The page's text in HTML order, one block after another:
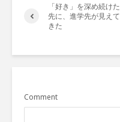
「好き」を深め続けた
先に、進学先が見えて
きた
Comment